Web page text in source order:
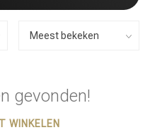
gevonden!
WINKELEN